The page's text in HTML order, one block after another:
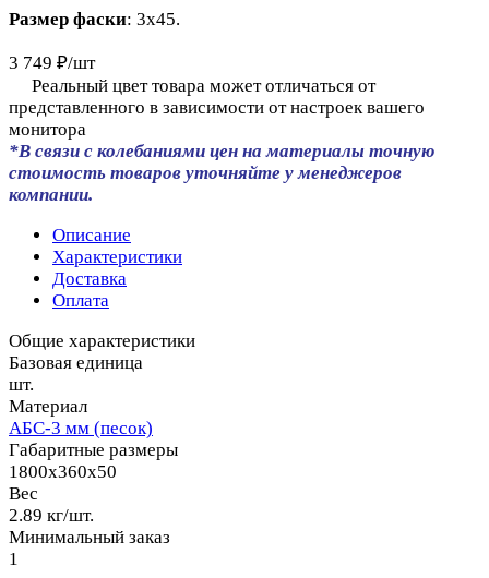
Размер фаски: 3x45.
3 749 ₽/шт
Реальный цвет товара может отличаться от
представленного в зависимости от настроек вашего
монитора
*В связи с колебаниями цен на материалы точную
стоимость товаров уточняйте у менеджеров
компании.
Описание
Характеристики
Доставка
Оплата
Общие характеристики
Базовая единица
шт.
Материал
АБС-3 мм (песок)
Габаритные размеры
1800x360x50
Вес
2.89 кг/шт.
Минимальный заказ
1